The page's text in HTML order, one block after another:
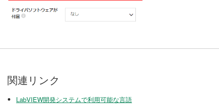
関連リンク
LabVIEW開発システムで利用可能な言語